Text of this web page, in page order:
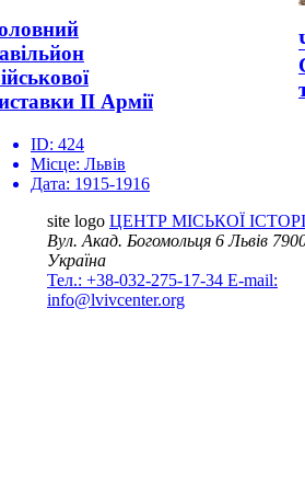
ІІ Армії
ID: 424
Місце: Львів
Дата: 1915-1916
site logo ЦЕНТР МІСЬКОЇ
Вул. Акад. Богомольця 6Львів
Україна
Тел.: +38-032-275-17-34 E-mail:
info@lvivcenter.org